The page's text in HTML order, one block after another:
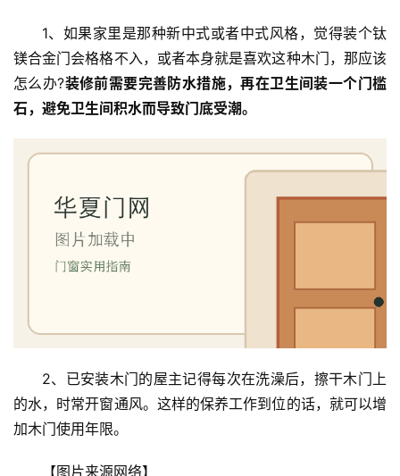
1、如果家里是那种新中式或者中式风格，觉得装个钛
镁合金门会格格不入，或者本身就是喜欢这种木门，那应该
怎么办?装修前需要完善防水措施，再在卫生间装一个门槛
石，避免卫生间积水而导致门底受潮。
2、已安装木门的屋主记得每次在洗澡后，擦干木门上
的水，时常开窗通风。这样的保养工作到位的话，就可以增
加木门使用年限。
【图片来源网络】